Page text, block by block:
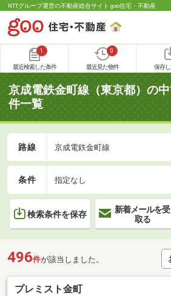
NTTグループ運営の不動産総合サイト goo住宅・不動産
1
最近検索した条件
0
最近見た物件 保存
京成電鉄金町線（東京都）の
件一覧
路線 京成電鉄金町線
条件 指定なし
検索条件を保存
新着メールを受
取る
496件が該当しました。
プレミスト金町